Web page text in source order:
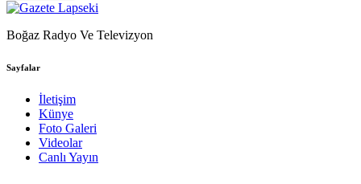
Boğaz Radyo Ve Televizyon
Sayfalar
İletişim
Künye
Foto Galeri
Videolar
Canlı Yayın